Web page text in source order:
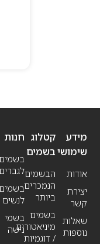
מידע
שימושי
אודות
יצירת
קשר
שאלות
נוספות
חנות
בשמים
לגברים
בשמים
לנשים
בשמי
נישה
קטלוג
בשמים
הבשמים
הנמכרים
ביותר
בשמים
מיניאטורים
/ דוגמיות